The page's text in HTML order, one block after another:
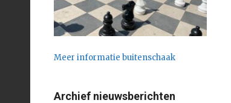
Meer informatie buitenschaak
Archief nieuwsberichten